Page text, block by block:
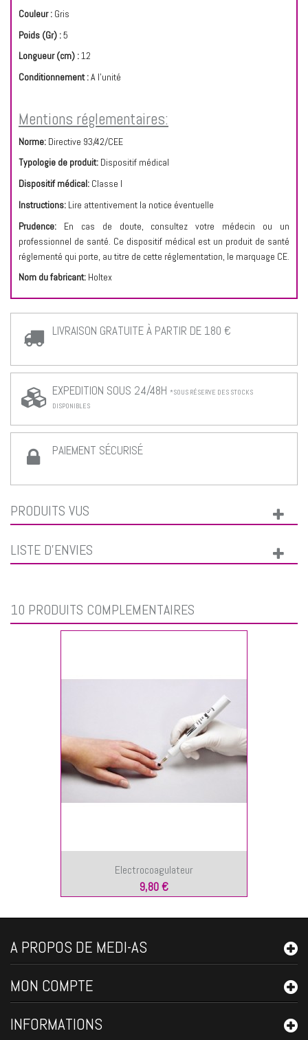
Couleur : Gris
Poids (Gr) :5
Longueur (cm) :12
Conditionnement :A l'unité
Mentions réglementaires:
Norme: Directive 93/42/CEE
Typologie de produit: Dispositif médical
Dispositif médical: Classe I
Instructions: Lire attentivement la notice éventuelle
Prudence: En cas de doute, consultez votre médecin ou un
professionnel de santé. Ce dispositif médical est un produit de santé
réglementé qui porte, au titre de cette réglementation, le marquage CE.
Nom du fabricant: Holtex
LIVRAISON GRATUITE À PARTIR DE 180 €
EXPEDITION SOUS 24/48H *SOUS RÉSERVE DES STOCKS
DISPONIBLES
PAIEMENT SÉCURISÉ
PRODUITS VUS
LISTE D'ENVIES
10 PRODUITS COMPLÉMENTAIRES
Electrocoagulateur
9,80 €
A PROPOS DE MEDI-AS
MON COMPTE
INFORMATIONS